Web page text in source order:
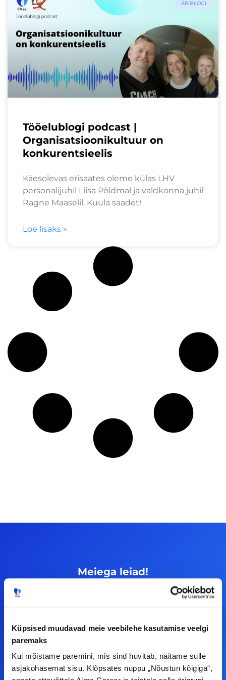
Küpsised muudavad meie veebilehe kasutamise veelgi
paremaks
Kui mõistame paremini, mis sind huvitab, näitame sulle
asjakohasemat sisu. Klõpsates nuppu „Nõustun kõigiga“,
ÄRIBLOGI
Tööelublogi podcast |
Organisatsioonikultuur on
konkurentsieelis
Käesolevas erisaates oleme külas LHV
personalijuhil Liisa Põldmal ja valdkonna juhil
Ragne Maaselil. Kuula saadet!
Loe lisaks »
Meiega leiad!
Tööelublogi.ee lehelt leiad kõik vajaliku, et olla
kursis tööturu uudistega. Kui sul on
teha koostööd, siis võta meiega julgelt ühendust.
F
I
L
Y